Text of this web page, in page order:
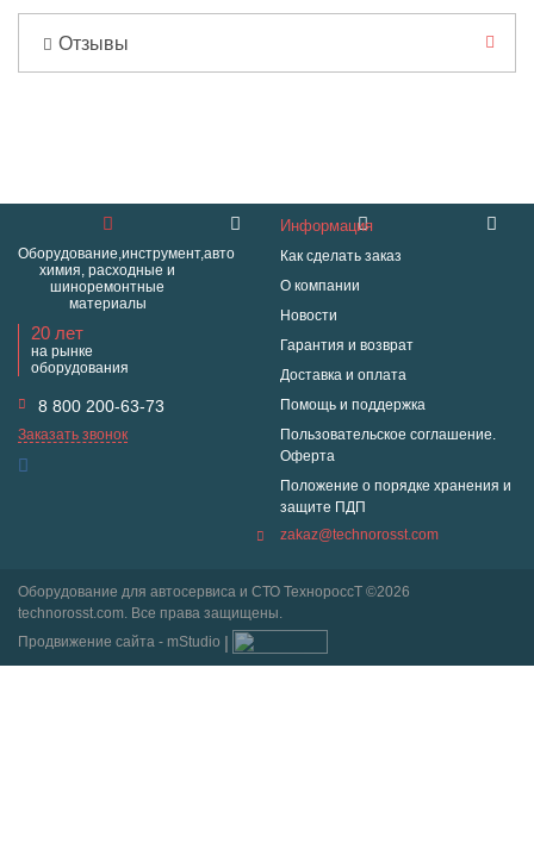
Отзывы
Оборудование,инструмент,авто
химия, расходные и
шиноремонтные
материалы
20 лет
на рынке
оборудования
8 800 200-63-73
Заказать звонок
Информация
Как сделать заказ
О компании
Новости
Гарантия и возврат
Доставка и оплата
Помощь и поддержка
Пользовательское соглашение.
Оферта
Положение о порядке хранения и
защите ПДП
zakaz@technorosst.com
Оборудование для автосервиса и СТО ТехнороссТ ©2026
technorosst.com. Все права защищены.
Продвижение сайта - mStudio